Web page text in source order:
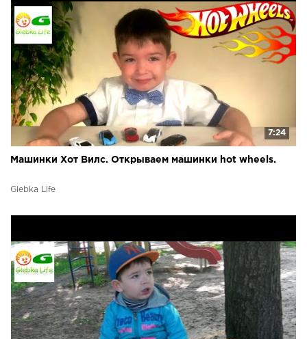
7:24
Машинки Хот Вилс. Открываем машинки hot wheels.
Glebka Life